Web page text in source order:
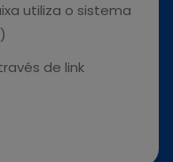
utiliza o sistema
de link